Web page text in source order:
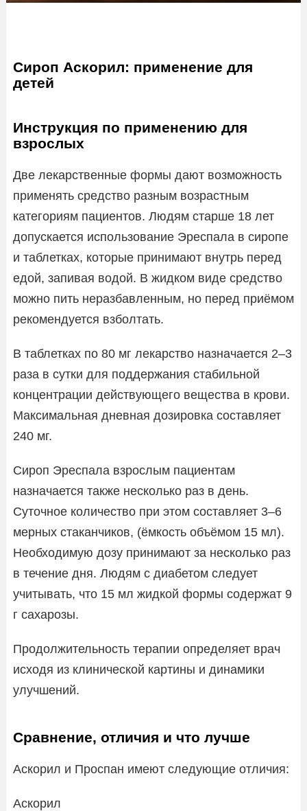
Сироп Аскорил: применение для
детей
Инструкция по применению для
взрослых
Две лекарственные формы дают возможность
применять средство разным возрастным
категориям пациентов. Людям старше 18 лет
допускается использование Эреспала в сиропе
и таблетках, которые принимают внутрь перед
едой, запивая водой. В жидком виде средство
можно пить неразбавленным, но перед приёмом
рекомендуется взболтать.
В таблетках по 80 мг лекарство назначается 2–3
раза в сутки для поддержания стабильной
концентрации действующего вещества в крови.
Максимальная дневная дозировка составляет
240 мг.
Сироп Эреспала взрослым пациентам
назначается также несколько раз в день.
Суточное количество при этом составляет 3–6
мерных стаканчиков, (ёмкость объёмом 15 мл).
Необходимую дозу принимают за несколько раз
в течение дня. Людям с диабетом следует
учитывать, что 15 мл жидкой формы содержат 9
г сахарозы.
Продолжительность терапии определяет врач
исходя из клинической картины и динамики
улучшений.
Сравнение, отличия и что лучше
Аскорил и Проспан имеют следующие отличия:
Аскорил